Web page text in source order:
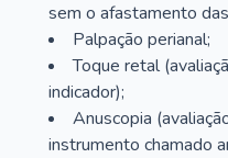
sem o afastamento
Palpação perianal;
Toque retal
indicador);
Anuscopia
instrumento chamado